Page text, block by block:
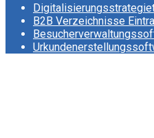
B2B Verzeichnisse